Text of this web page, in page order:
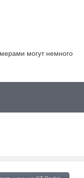
могут немного